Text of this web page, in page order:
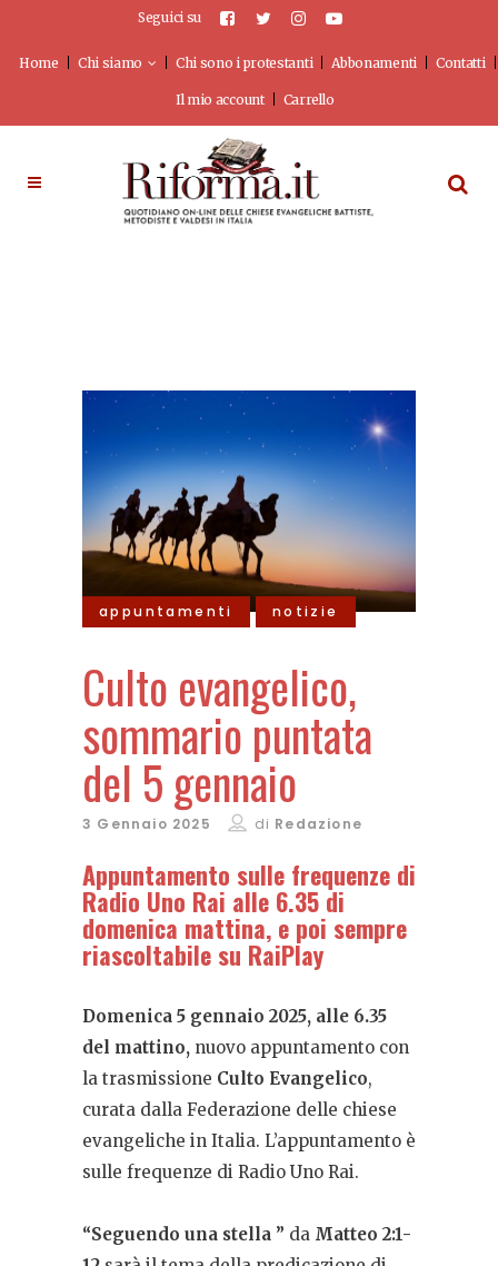
Seguici su
Home Chi siamo Chi sono i protestanti Abbonamenti Contatti
Il mio account Carrello
appuntamenti notizie
Culto evangelico,
sommario puntata
del 5 gennaio
3 Gennaio 2025 di Redazione
Appuntamento sulle frequenze di
Radio Uno Rai alle 6.35 di
domenica mattina, e poi sempre
riascoltabile su RaiPlay
Domenica 5 gennaio 2025, alle 6.35
del mattino, nuovo appuntamento con
la trasmissione Culto Evangelico,
curata dalla Federazione delle chiese
evangeliche in Italia. L’appuntamento è
sulle frequenze di Radio Uno Rai.
“Seguendo una stella ” da Matteo 2:1-